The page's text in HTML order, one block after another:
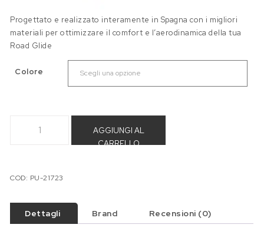
Progettato e realizzato interamente in Spagna con i migliori
materiali per ottimizzare il comfort e l’aerodinamica della tua
Road Glide
Colore
AGGIUNGI AL
CARRELLO
COD: PU-21723
Dettagli Brand Recensioni (0)